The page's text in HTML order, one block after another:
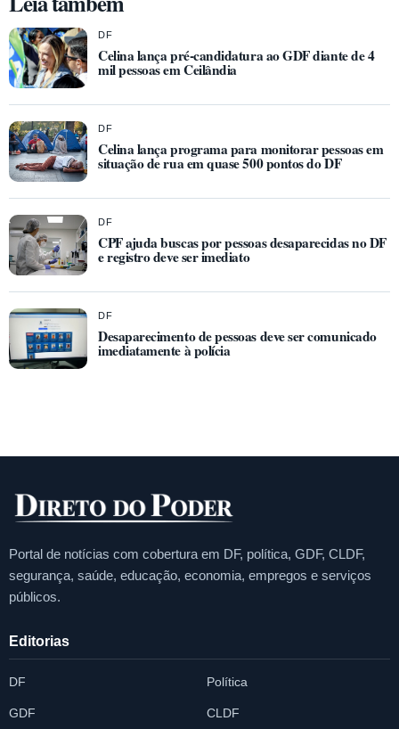
DF
Celina lança pré-candidatura ao GDF diante de 4
mil pessoas em Ceilândia
DF
Celina lança programa para monitorar pessoas em
situação de rua em quase 500 pontos do DF
DF
CPF ajuda buscas por pessoas desaparecidas no DF
e registro deve ser imediato
DF
Desaparecimento de pessoas deve ser comunicado
imediatamente à polícia
Portal de notícias com cobertura em DF, política, GDF, CLDF,
segurança, saúde, educação, economia, empregos e serviços
públicos.
Editorias
DF Política
GDF CLDF